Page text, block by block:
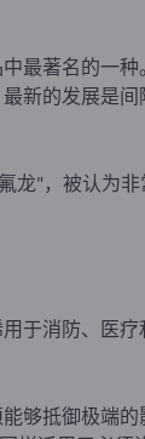
最著名的一
新的发展是
龙"，被认为
于消防、医
够抵御极端